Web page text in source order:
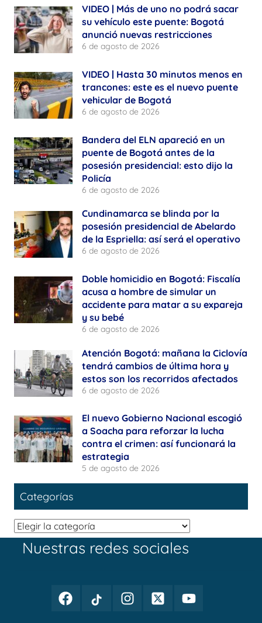
VIDEO | Más de uno no podrá sacar
su vehículo este puente: Bogotá
anunció nuevas restricciones
6 de agosto de 2026
VIDEO | Hasta 30 minutos menos en
trancones: este es el nuevo puente
vehicular de Bogotá
6 de agosto de 2026
Bandera del ELN apareció en un
puente de Bogotá antes de la
posesión presidencial: esto dijo la
Policía
6 de agosto de 2026
Cundinamarca se blinda por la
posesión presidencial de Abelardo
de la Espriella: así será el operativo
6 de agosto de 2026
Doble homicidio en Bogotá: Fiscalía
acusa a hombre de simular un
accidente para matar a su expareja
y su bebé
6 de agosto de 2026
Atención Bogotá: mañana la Ciclovía
tendrá cambios de última hora y
estos son los recorridos afectados
6 de agosto de 2026
El nuevo Gobierno Nacional escogió
a Soacha para reforzar la lucha
contra el crimen: así funcionará la
estrategia
5 de agosto de 2026
Categorías
Categorías
Nuestras redes sociales
Facebook
Periodismo
TikTok
Periodismo
InstagramTwitterYoutube